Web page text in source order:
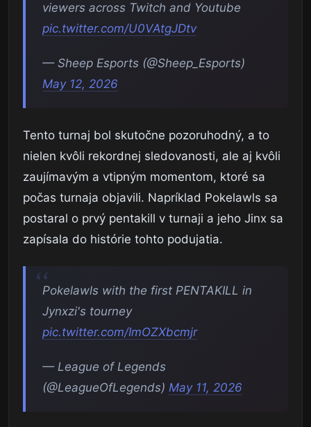
viewers across Twitch and Youtube
pic.twitter.com/U0VAtgJDtv
— Sheep Esports (@Sheep_Esports)
May 12, 2026
Tento turnaj bol skutočne pozoruhodný, a to
nielen kvôli rekordnej sledovanosti, ale aj kvôli
zaujímavým a vtipným momentom, ktoré sa
počas turnaja objavili. Napríklad Pokelawls sa
postaral o prvý pentakill v turnaji a jeho Jinx sa
zapísala do histórie tohto podujatia.
Pokelawls with the first PENTAKILL in
Jynxzi's tourney
pic.twitter.com/ImOZXbcmjr
— League of Legends
(@LeagueOfLegends) May 11, 2026